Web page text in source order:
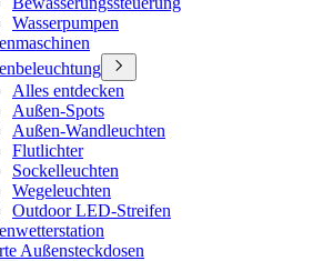
Wasserpumpen
Alles entdecken
Außen-Spots
Außen-Wandleuchten
Flutlichter
Sockelleuchten
Wegeleuchten
Outdoor LED-Streifen
Außensteckdosen